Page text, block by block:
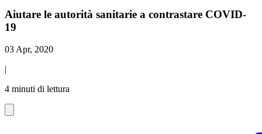
Aiutare le autorità sanitarie a contrastare COVID-
19
03 Apr, 2020
|
4 minuti di lettura